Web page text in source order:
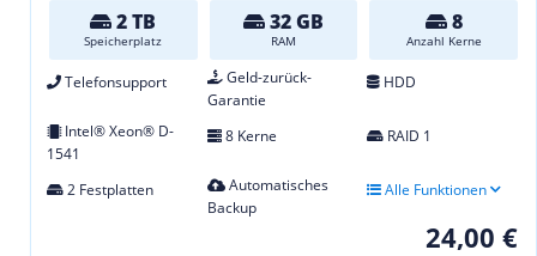
2 TB
Speicherplatz
32 GB
RAM
8
Anzahl Kerne
Telefonsupport
Geld-zurück-
Garantie
HDD
Intel® Xeon® D-
1541
8 Kerne RAID 1
2 Festplatten
Automatisches
Backup
Alle Funktionen
24,00 €